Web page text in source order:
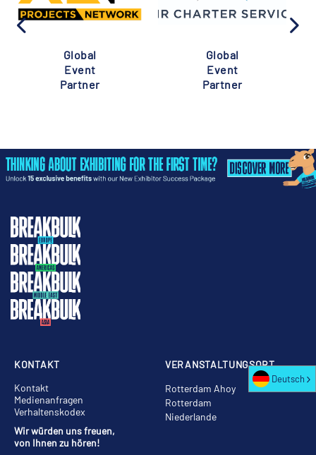
Global
Event
Partner
Global
Event
Partner
VERANSTALTUNGSORT
Rotterdam Ahoy
Rotterdam
Niederlande
KONTAKT
Kontakt
Medienanfragen
Verhaltenskodex
Wir würden uns freuen,
von Ihnen zu hören!
Deutsch